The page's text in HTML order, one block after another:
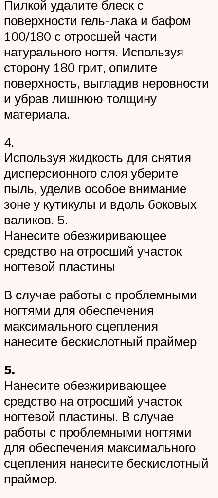
Пилкой удалите блеск с
поверхности гель-лака и бафом
100/180 с отросшей части
натурального ногтя. Используя
сторону 180 грит, опилите
поверхность, выгладив неровности
и убрав лишнюю толщину
материала.
4.
Используя жидкость для снятия
дисперсионного слоя уберите
пыль, уделив особое внимание
зоне у кутикулы и вдоль боковых
валиков. 5.
Нанесите обезжиривающее
средство на отросший участок
ногтевой пластины
В случае работы с проблемными
ногтями для обеспечения
максимального сцепления
нанесите бескислотный праймер
5.
Нанесите обезжиривающее
средство на отросший участок
ногтевой пластины. В случае
работы с проблемными ногтями
для обеспечения максимального
сцепления нанесите бескислотный
праймер.